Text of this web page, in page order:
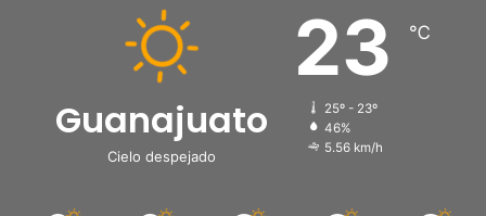
Guanajuato
Cielo despejado
23 ℃
25º - 23º
46%
5.56 km/h